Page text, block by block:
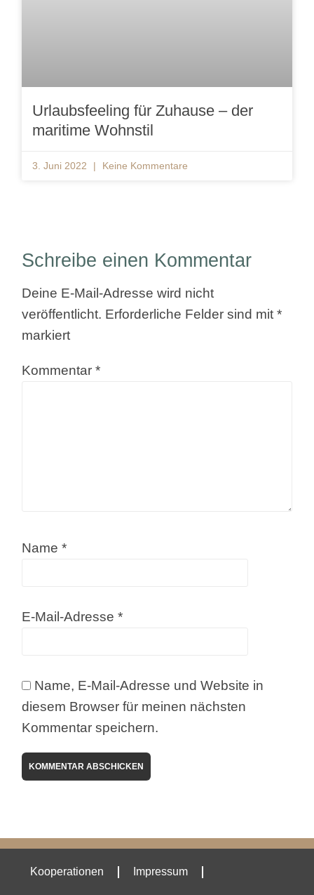
Urlaubsfeeling für Zuhause – der
maritime Wohnstil
3. Juni 2022 Keine Kommentare
Schreibe einen Kommentar
Deine E-Mail-Adresse wird nicht
veröffentlicht. Erforderliche Felder sind mit*
markiert
Kommentar*
Name*
E-Mail-Adresse*
Name, E-Mail-Adresse und Website in
diesem Browser für meinen nächsten
Kommentar speichern.
Kooperationen Impressum